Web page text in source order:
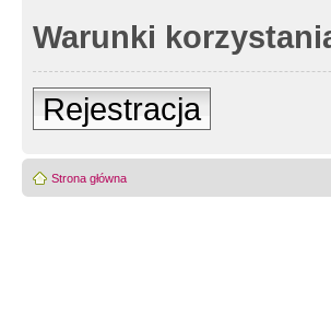
Warunki
Rejestracja
Strona główna